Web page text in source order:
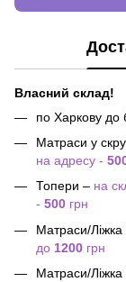
Власний склад!
по Харкову до
Матраси у
на адресу -
Топери – на
- 500 грн
Матраси/Ліжка
до 1200 грн
Матраси/Ліжка